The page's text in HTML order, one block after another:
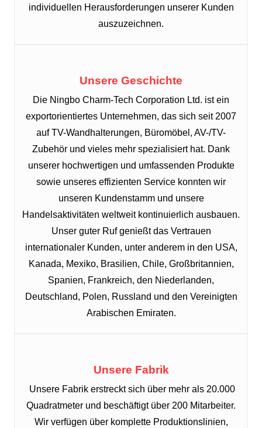
individuellen Herausforderungen unserer Kunden
auszuzeichnen.
Unsere Geschichte
Die Ningbo Charm-Tech Corporation Ltd. ist ein
exportorientiertes Unternehmen, das sich seit 2007
auf TV-Wandhalterungen, Büromöbel, AV-/TV-
Zubehör und vieles mehr spezialisiert hat. Dank
unserer hochwertigen und umfassenden Produkte
sowie unseres effizienten Service konnten wir
unseren Kundenstamm und unsere
Handelsaktivitäten weltweit kontinuierlich ausbauen.
Unser guter Ruf genießt das Vertrauen
internationaler Kunden, unter anderem in den USA,
Kanada, Mexiko, Brasilien, Chile, Großbritannien,
Spanien, Frankreich, den Niederlanden,
Deutschland, Polen, Russland und den Vereinigten
Arabischen Emiraten.
Unsere Fabrik
Unsere Fabrik erstreckt sich über mehr als 20.000
Quadratmeter und beschäftigt über 200 Mitarbeiter.
Wir verfügen über komplette Produktionslinien,